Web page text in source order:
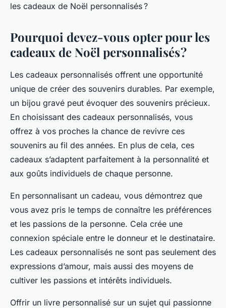
les cadeaux de Noël personnalisés ?
Pourquoi devez-vous opter pour les
cadeaux de Noël personnalisés ?
Les cadeaux personnalisés offrent une opportunité
unique de créer des souvenirs durables. Par exemple,
un bijou gravé peut évoquer des souvenirs précieux.
En choisissant des cadeaux personnalisés, vous
offrez à vos proches la chance de revivre ces
souvenirs au fil des années. En plus de cela, ces
cadeaux s’adaptent parfaitement à la personnalité et
aux goûts individuels de chaque personne.
En personnalisant un cadeau, vous démontrez que
vous avez pris le temps de connaître les préférences
et les passions de la personne. Cela crée une
connexion spéciale entre le donneur et le destinataire.
Les cadeaux personnalisés ne sont pas seulement des
expressions d’amour, mais aussi des moyens de
cultiver les passions et intérêts individuels.
Offrir un livre personnalisé sur un sujet qui passionne